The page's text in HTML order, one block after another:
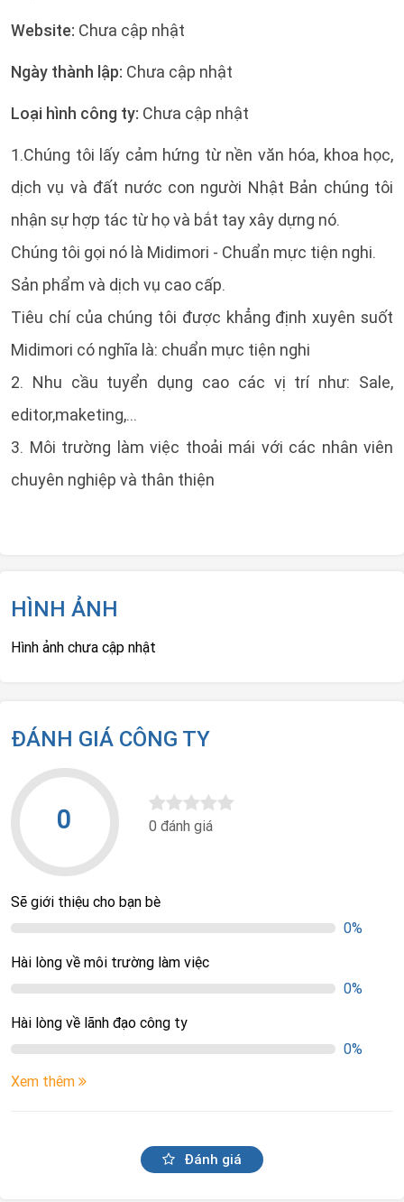
Website: Chưa cập nhật
Ngày thành lập: Chưa cập nhật
Loại hình công ty: Chưa cập nhật
1.Chúng tôi lấy cảm hứng từ nền văn hóa, khoa học,
dịch vụ và đất nước con người Nhật Bản chúng tôi
nhận sự hợp tác từ họ và bắt tay xây dựng nó.
Chúng tôi gọi nó là Midimori - Chuẩn mực tiện nghi.
Sản phẩm và dịch vụ cao cấp.
Tiêu chí của chúng tôi được khẳng định xuyên suốt
Midimori có nghĩa là: chuẩn mực tiện nghi
2. Nhu cầu tuyển dụng cao các vị trí như: Sale,
editor,maketing,...
3. Môi trường làm việc thoải mái với các nhân viên
chuyên nghiệp và thân thiện
HÌNH ẢNH
Hình ảnh chưa cập nhật
ĐÁNH GIÁ CÔNG TY
0 0 đánh giá
Sẽ giới thiệu cho bạn bè
0%
Hài lòng về môi trường làm việc
0%
Hài lòng về lãnh đạo công ty
0%
Xem thêm
Đánh giá